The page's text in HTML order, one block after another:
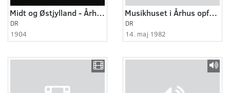
Midt og Østjylland - Århus 1904
DR
1904
Musikhuset i Århus opføres
DR
14. maj 1982